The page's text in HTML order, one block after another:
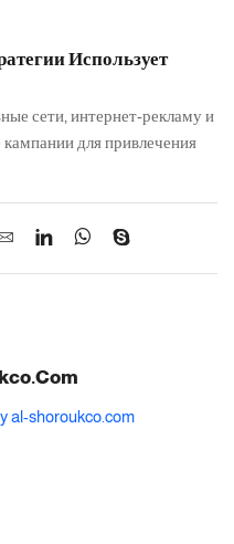
Использует
сети, интернет-рекламу и
для привлечения
al-shoroukco.com